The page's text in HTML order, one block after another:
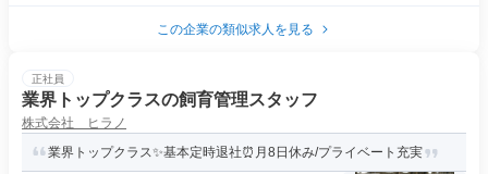
この企業の類似求人を見る
正社員
業界トップクラスの飼育管理スタッフ
株式会社 ヒラノ
業界トップクラス✨基本定時退社⏰月8日休み/プライベート充実